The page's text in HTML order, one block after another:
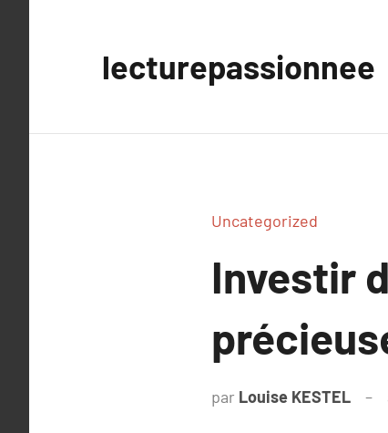
lecturepassionnee
Uncategorized
Investir
par Louise KESTEL